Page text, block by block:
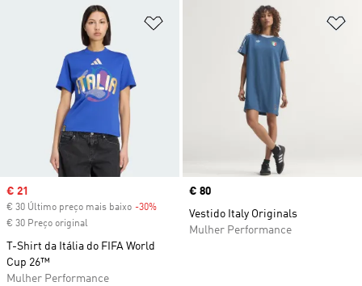
Adicionar à Lista de Desejos
Sale price
€ 21
€ 30 Último preço mais baixo -30% Discount
€ 30 Preço original
T-Shirt da Itália do FIFA World
Cup 26™
Mulher Performance
Price
€ 80
Vestido Italy Originals
Mulher Performance